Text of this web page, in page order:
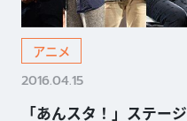
アニメ
2016.04.15
「あんスタ！」ステージ